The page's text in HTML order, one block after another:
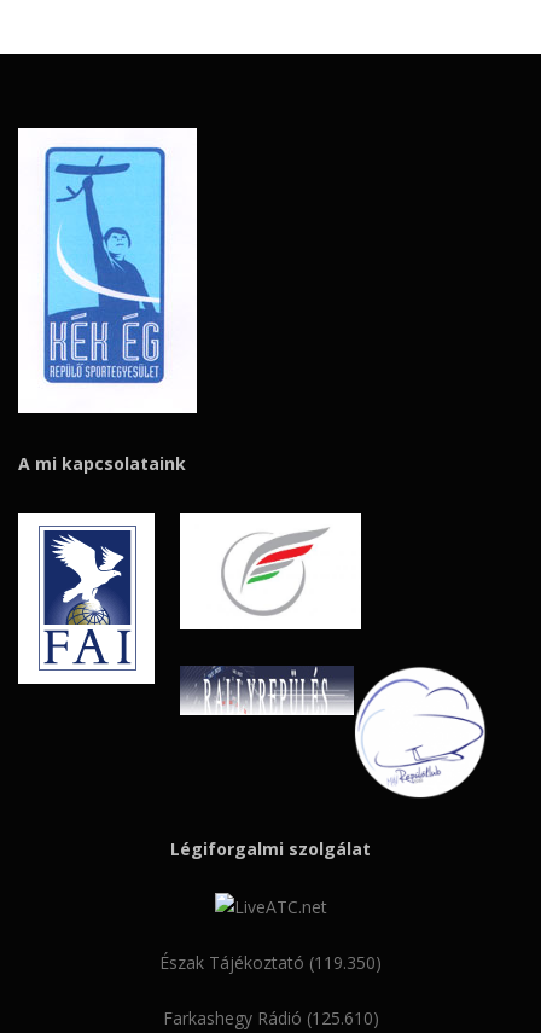
A mi kapcsolataink
Légiforgalmi szolgálat
Észak Tájékoztató (119.350)
Farkashegy Rádió (125.610)